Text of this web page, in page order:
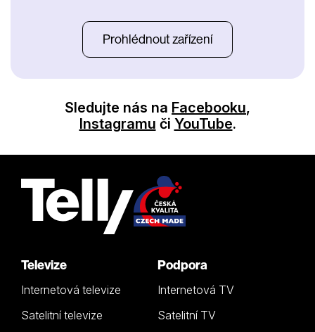
Prohlédnout zařízení
Sledujte nás na Facebooku,
Instagramu či YouTube.
Televize
Internetová televize
Satelitní televize
Podpora
Internetová TV
Satelitní TV